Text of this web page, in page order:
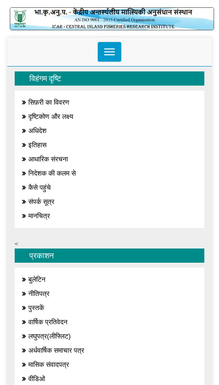
Toggle
navigation
विहंगम दृष्टि
सिफ़री का विवरण
दृष्टिकोण और लक्ष्य
अधिदेश
इतिहास
आधारिक संरचना
निदेशक की कलम से
कैसे पहुंचे
संपर्क सूत्र
मानचित्र
<
प्रकाशन
बुलेटिन
नीतिपत्र
पुस्तकें
वार्षिक प्रतिवेदन
लघुपत्र(लीफ्लिट)
अर्धवार्षिक समाचार पत्र
मासिक संवादपत्र
वीडिओ